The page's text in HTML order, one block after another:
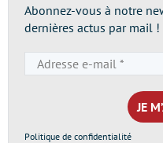
Abonnez-vous à notre
dernières actus par mail !
Politique de confidentialité